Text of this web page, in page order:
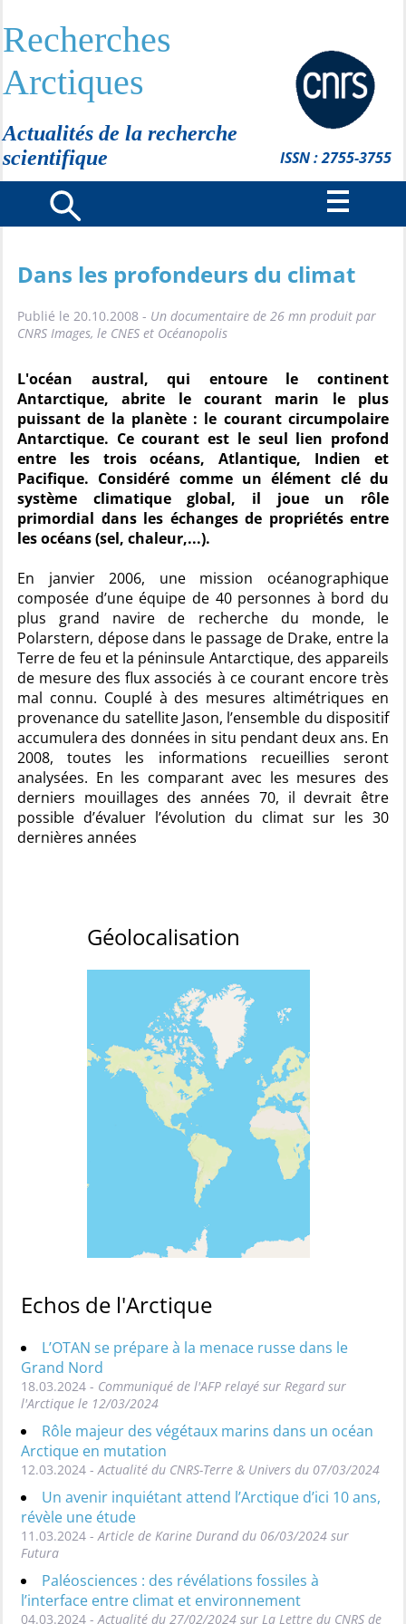
Recherches
Arctiques
Actualités de la recherche
scientifique
ISSN : 2755-3755
Dans les profondeurs du climat
Publié le 20.10.2008 - Un documentaire de 26 mn produit par
CNRS Images, le CNES et Océanopolis
L'océan austral, qui entoure le continent
Antarctique, abrite le courant marin le plus
puissant de la planète : le courant circumpolaire
Antarctique. Ce courant est le seul lien profond
entre les trois océans, Atlantique, Indien et
Pacifique. Considéré comme un élément clé du
système climatique global, il joue un rôle
primordial dans les échanges de propriétés entre
les océans (sel, chaleur,...).
En janvier 2006, une mission océanographique
composée d’une équipe de 40 personnes à bord du
plus grand navire de recherche du monde, le
Polarstern, dépose dans le passage de Drake, entre la
Terre de feu et la péninsule Antarctique, des appareils
de mesure des flux associés à ce courant encore très
mal connu. Couplé à des mesures altimétriques en
provenance du satellite Jason, l’ensemble du dispositif
accumulera des données in situ pendant deux ans. En
2008, toutes les informations recueillies seront
analysées. En les comparant avec les mesures des
derniers mouillages des années 70, il devrait être
possible d’évaluer l’évolution du climat sur les 30
dernières années
Géolocalisation
Echos de l'Arctique
L’OTAN se prépare à la menace russe dans le
Grand Nord
18.03.2024 - Communiqué de l'AFP relayé sur Regard sur
l'Arctique le 12/03/2024
Rôle majeur des végétaux marins dans un océan
Arctique en mutation
12.03.2024 - Actualité du CNRS-Terre & Univers du 07/03/2024
Un avenir inquiétant attend l’Arctique d’ici 10 ans,
révèle une étude
11.03.2024 - Article de Karine Durand du 06/03/2024 sur
Futura
Paléosciences : des révélations fossiles à
l’interface entre climat et environnement
04.03.2024 - Actualité du 27/02/2024 sur La Lettre du CNRS de